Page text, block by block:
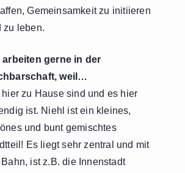
Gemeinsamkeit zu initiieren
zu leben.
arbeiten gerne in der
weil…
hier zu Hause sind und es hier
ist. Niehl ist ein kleines,
und bunt gemischtes
Es liegt sehr zentral und mit
ist z.B. die Innenstadt